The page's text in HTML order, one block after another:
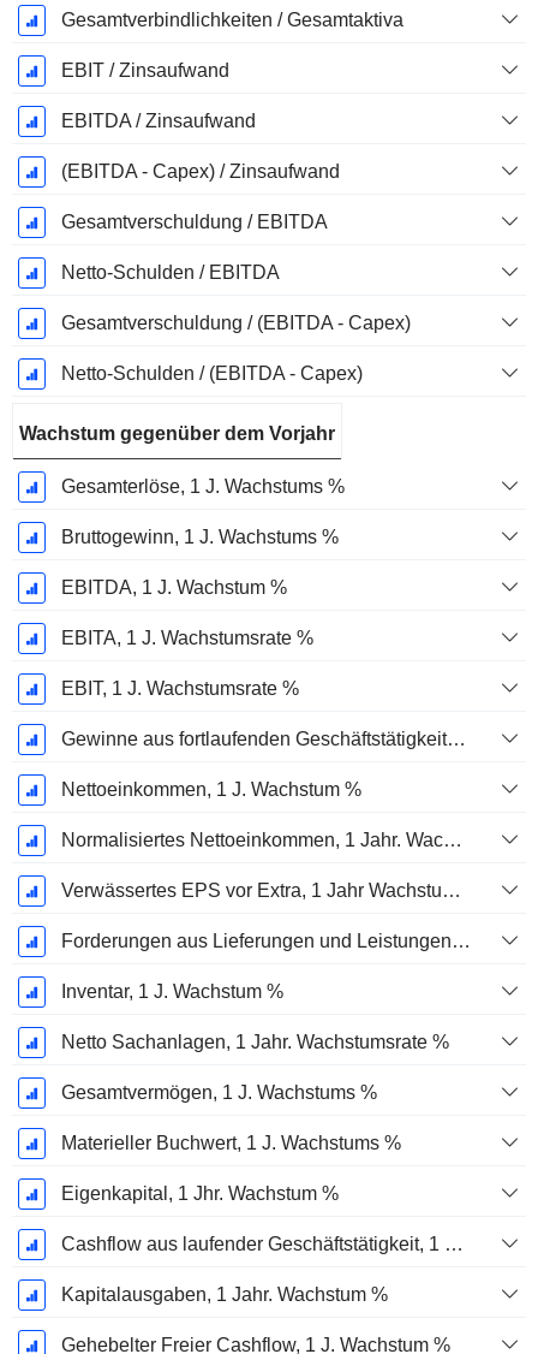
Gesamtverbindlichkeiten / Gesamtaktiva
EBIT / Zinsaufwand
EBITDA / Zinsaufwand
(EBITDA - Capex) / Zinsaufwand
Gesamtverschuldung / EBITDA
Netto-Schulden / EBITDA
Gesamtverschuldung / (EBITDA - Capex)
Netto-Schulden / (EBITDA - Capex)
Wachstum gegenüber dem Vorjahr
Gesamterlöse, 1 J. Wachstums %
Bruttogewinn, 1 J. Wachstums %
EBITDA, 1 J. Wachstum %
EBITA, 1 J. Wachstumsrate %
EBIT, 1 J. Wachstumsrate %
Gewinne aus fortlaufenden Geschäftstätigkeiten, 1 Jahr Wachstumsrate %
Nettoeinkommen, 1 J. Wachstum %
Normalisiertes Nettoeinkommen, 1 Jahr. Wachstums %
Verwässertes EPS vor Extra, 1 Jahr Wachstumsrate %
Forderungen aus Lieferungen und Leistungen, 1 Jahr Wachstum %
Inventar, 1 J. Wachstum %
Netto Sachanlagen, 1 Jahr. Wachstumsrate %
Gesamtvermögen, 1 J. Wachstums %
Materieller Buchwert, 1 J. Wachstums %
Eigenkapital, 1 Jhr. Wachstum %
Cashflow aus laufender Geschäftstätigkeit, 1 Jähriges Wachstum in %
Kapitalausgaben, 1 Jahr. Wachstum %
Gehebelter Freier Cashflow, 1 J. Wachstum %